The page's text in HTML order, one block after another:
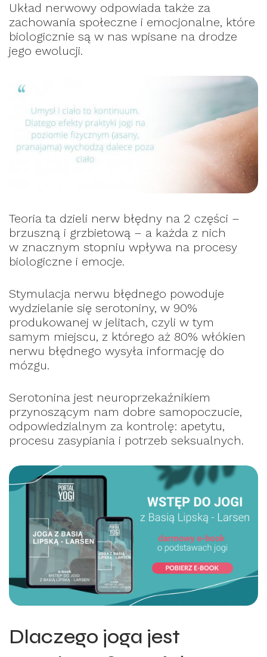
Układ nerwowy odpowiada także za
zachowania społeczne i emocjonalne, które
biologicznie są w nas wpisane na drodze
jego ewolucji.
Teoria ta dzieli nerw błędny na 2 części –
brzuszną i grzbietową – a każda z nich
w znacznym stopniu wpływa na procesy
biologiczne i emocje.
Stymulacja nerwu błędnego powoduje
wydzielanie się serotoniny, w 90%
produkowanej w jelitach, czyli w tym
samym miejscu, z którego aż 80% włókien
nerwu błędnego wysyła informację do
mózgu.
Serotonina jest neuroprzekaźnikiem
przynoszącym nam dobre samopoczucie,
odpowiedzialnym za kontrolę: apetytu,
procesu zasypiania i potrzeb seksualnych.
Dlaczego joga jest